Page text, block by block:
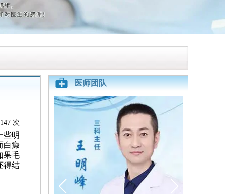
147 次
些明
白癜
果毛
得结
医师团队